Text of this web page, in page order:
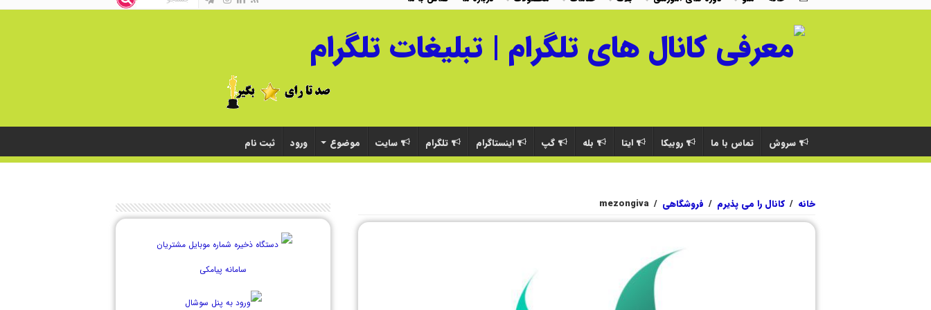
سروش تماس با ما روبیکا ایتا بله گپ اینستاگرام تلگرام سایت موضوع ورود ثبت نام
خانه / کانال را می پذیرم / فروشگاهی /
mezongiva